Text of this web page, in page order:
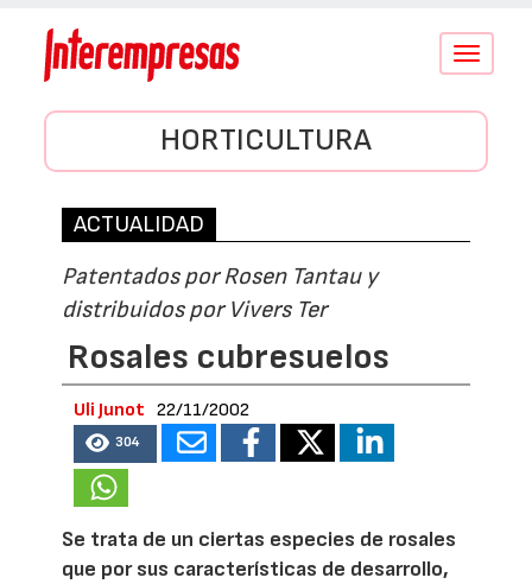
Conmutar
HORTICULTURA
ACTUALIDAD
Patentados por Rosen Tantau y
distribuidos por Vivers Ter
Rosales cubresuelos
Uli Junot 22/11/2002
304
Se trata de un ciertas especies de rosales
que por sus características de desarrollo,